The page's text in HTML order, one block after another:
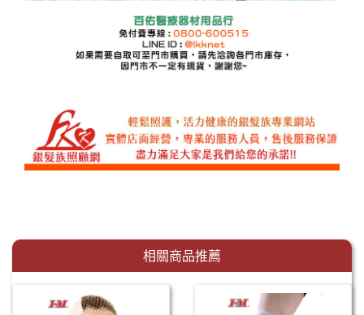
相關商品推薦